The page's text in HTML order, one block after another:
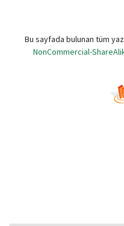
Bu sayfada bulunan tüm
NonCommercial-